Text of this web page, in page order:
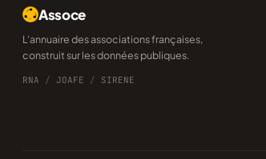
Assoce
L'annuaire des associations françaises,
construit sur les données publiques.
RNA / JOAFE / SIRENE